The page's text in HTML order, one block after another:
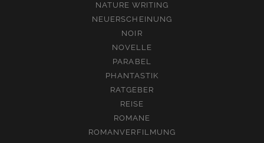
NATURE WRITING
NEUERSCHEINUNG
NOIR
NOVELLE
PARABEL
PHANTASTIK
RATGEBER
REISE
ROMANE
ROMANVERFILMUNG